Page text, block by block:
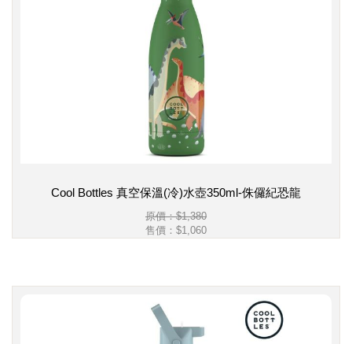
Cool Bottles 真空保溫(冷)水壺350ml-侏儸紀恐龍
原價：$1,380
售價： $1,060